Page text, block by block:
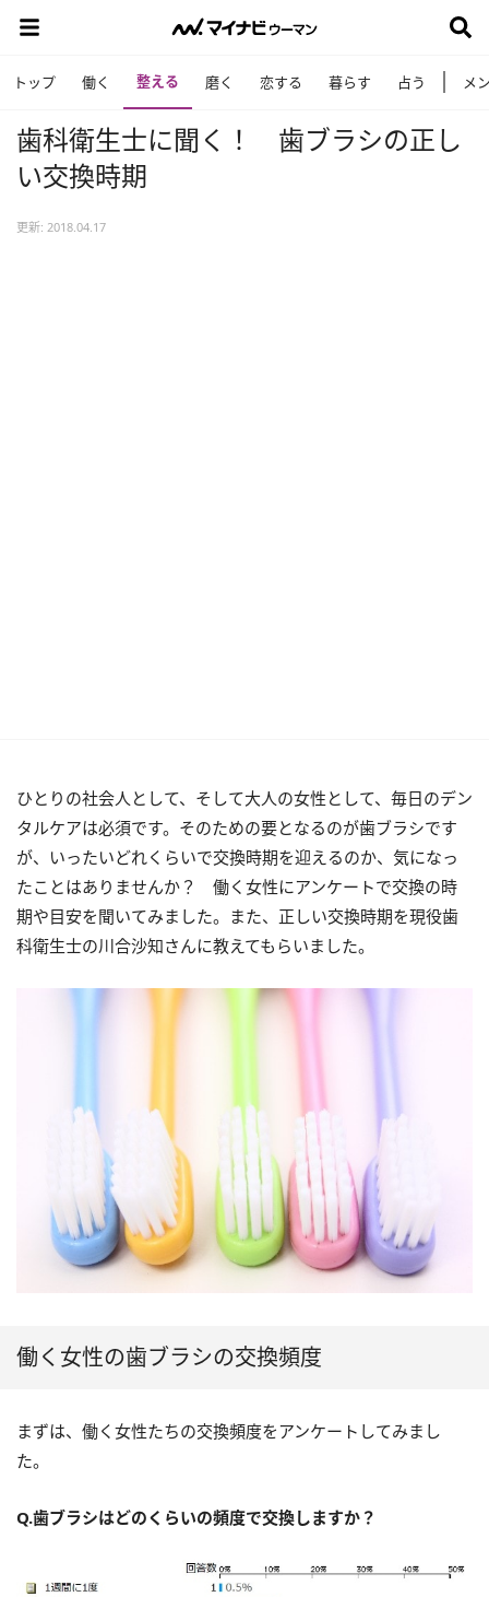
トップ 働く 整える 磨く 恋する 暮らす 占う メ
歯科衛生士に聞く！ 歯ブラシの正し
い交換時期
更新: 2018.04.17
ひとりの社会人として、そして大人の女性として、毎日のデン
タルケアは必須です。そのための要となるのが歯ブラシです
が、いったいどれくらいで交換時期を迎えるのか、気になっ
たことはありませんか？ 働く女性にアンケートで交換の時
期や目安を聞いてみました。また、正しい交換時期を現役歯
科衛生士の川合沙知さんに教えてもらいました。
働く女性の歯ブラシの交換頻度
まずは、働く女性たちの交換頻度をアンケートしてみまし
た。
Q.歯ブラシはどのくらいの頻度で交換しますか？